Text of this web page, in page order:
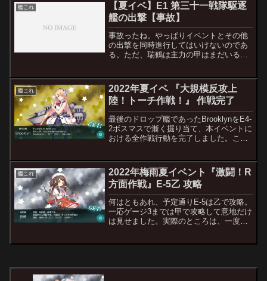
艦これ
【夏イベ】E1 第三十一戦隊駆逐
艦の出撃【事故】
事故ったね。やっぱりイベントとその他
の出撃を同時進行してはいけないのであ
る。ただ、瑞鶴は主力の甲はまだいる
クがいるのでまずいのは改二状態のサブ
がいないリシュリュー、...
艦これ
2022年夏イベ 『大規模反攻上
陸！トーチ作戦！』 作戦完了
最後のドロップ艦であったBrooklynをE4-
2ボスマスで漸く掘り当て、本イベントに
おける全作戦行動を完了しました。この
が切れる前に終わってよかったという
の...
艦これ
2022年梅雨夏イベント『激闘！R
方面作戦』E-5乙 攻略
何はともあれ、予定通りE-5は乙で攻略。
一応ゲージ3までは甲で攻略して意地だけ
は見せました。実際のところは、一度第